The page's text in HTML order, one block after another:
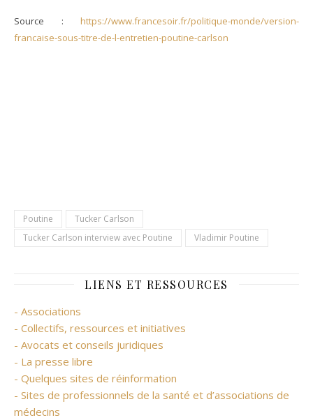
Source : https://www.francesoir.fr/politique-monde/version-
francaise-sous-titre-de-l-entretien-poutine-carlson
Poutine
Tucker Carlson
Tucker Carlson interview avec Poutine
Vladimir Poutine
LIENS ET RESSOURCES
- Associations
- Collectifs, ressources et initiatives
- Avocats et conseils juridiques
- La presse libre
- Quelques sites de réinformation
- Sites de professionnels de la santé et d’associations de
médecins